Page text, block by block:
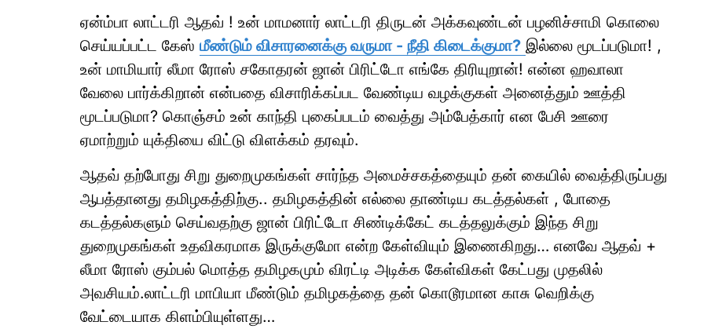
ஏன்ம்பா லாட்டரி ஆதவ் ! உன் மாமனார் லாட்டரி திருடன் அக்கவுண்டன் பழனிச்சாமி கொலை
செய்யப்பட்ட கேஸ் மீண்டும் விசாரனைக்கு வருமா - நீதி கிடைக்குமா? இல்லை மூடப்படுமா! ,
உன் மாமியார் லீமா ரோஸ் சகோதரன் ஜான் பிரிட்டோ எங்கே திரியுறான்! என்ன ஹவாலா
வேலை பார்க்கிறான் என்பதை விசாரிக்கப்பட வேண்டிய வழக்குகள் அனைத்தும் ஊத்தி
மூடப்படுமா? கொஞ்சம் உன் காந்தி புகைப்படம் வைத்து அம்பேத்கார் என பேசி ஊரை
ஏமாற்றும் யுக்தியை விட்டு விளக்கம் தரவும்.
ஆதவ் தற்போது சிறு துறைமுகங்கள் சார்ந்த அமைச்சகத்தையும் தன் கையில் வைத்திருப்பது
ஆபத்தானது தமிழகத்திற்கு.. தமிழகத்தின் எல்லை தாண்டிய கடத்தல்கள் , போதை
கடத்தல்களும் செய்வதற்கு ஜான் பிரிட்டோ சிண்டிக்கேட் கடத்தலுக்கும் இந்த சிறு
துறைமுகங்கள் உதவிகரமாக இருக்குமோ என்ற கேள்வியும் இணைகிறது… எனவே ஆதவ் +
லீமா ரோஸ் கும்பல் மொத்த தமிழகமும் விரட்டி அடிக்க கேள்விகள் கேட்பது முதலில்
அவசியம்.லாட்டரி மாபியா மீண்டும் தமிழகத்தை தன் கொடூரமான காசு வெறிக்கு
வேட்டையாக கிளம்பியுள்ளது…